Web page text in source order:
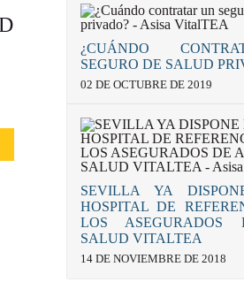
¿CUÁNDO
SEGURO DE SALUD
02 DE OCTUBRE DE 2019
SEVILLA YA
HOSPITAL DE
LOS ASEGURADOS
SALUD VITALTEA
14 DE NOVIEMBRE DE 2018